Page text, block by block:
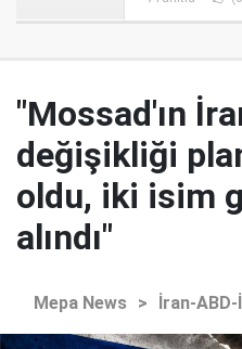
"Mossad'ın
değişikliği
oldu, iki isim
alındı"
Mepa News > İran-